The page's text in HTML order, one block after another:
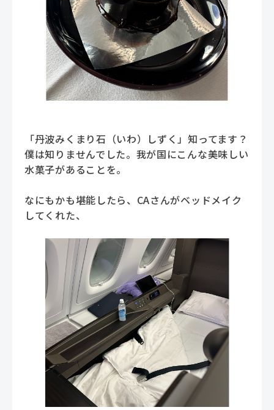
「丹波みくまり石（いわ）しずく」知ってます？
僕は知りませんでした。我が国にこんな美味しい
水菓子があることを。
なにもかも堪能したら、CAさんがベッドメイク
してくれた、